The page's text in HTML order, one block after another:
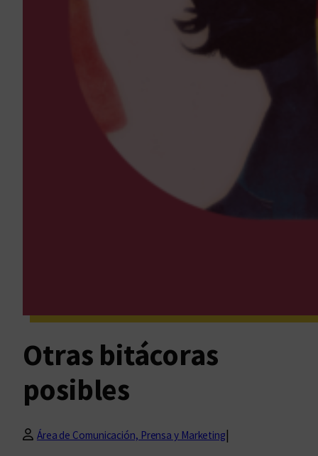
Otras bitácoras
posibles
Área de Comunicación, Prensa y Marketing|